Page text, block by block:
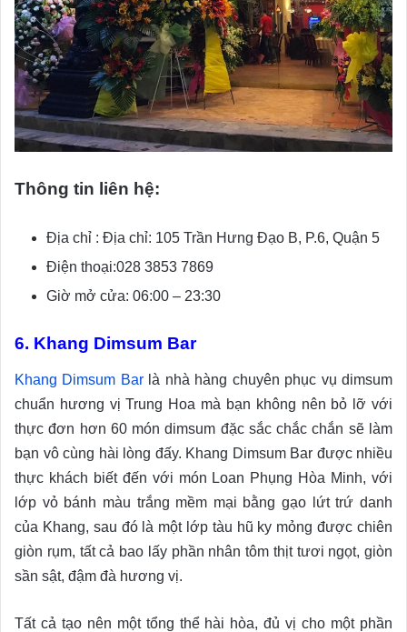
Thông tin liên hệ:
Địa chỉ : Địa chỉ: 105 Trần Hưng Đạo B, P.6, Quận 5
Điện thoại:028 3853 7869
Giờ mở cửa: 06:00 – 23:30
6. Khang Dimsum Bar
Khang Dimsum Barlà nhà hàng chuyên phục vụ dimsum
chuẩn hương vị Trung Hoa mà bạn không nên bỏ lỡ với
thực đơn hơn 60 món dimsum đặc sắc chắc chắn sẽ làm
bạn vô cùng hài lòng đấy. Khang Dimsum Bar được nhiều
thực khách biết đến với món Loan Phụng Hòa Minh, với
lớp vỏ bánh màu trắng mềm mại bằng gạo lứt trứ danh
của Khang, sau đó là một lớp tàu hũ ky mỏng được chiên
giòn rụm, tất cả bao lấy phần nhân tôm thịt tươi ngọt, giòn
sần sật, đậm đà hương vị.
Tất cả tạo nên một tổng thể hài hòa, đủ vị cho một phần